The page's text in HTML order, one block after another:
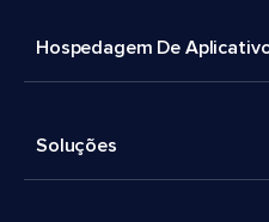
Hospedagem De
Soluções